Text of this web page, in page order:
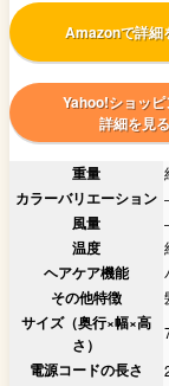
Amazonで詳細
Yahoo!ショッピ
詳細を見る
重量
カラーバリエーション
風量
温度
ヘアケア機能
その他特徴
サイズ（奥行×幅×高
さ）
電源コードの長さ